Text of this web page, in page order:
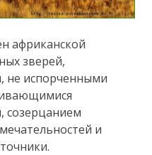
африканской
зверей,
не испорченными
созерцанием
и